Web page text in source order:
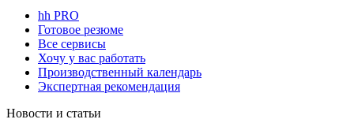
hh PRO
Готовое резюме
Все сервисы
Хочу у вас работать
Производственный календарь
Экспертная рекомендация
Новости и статьи